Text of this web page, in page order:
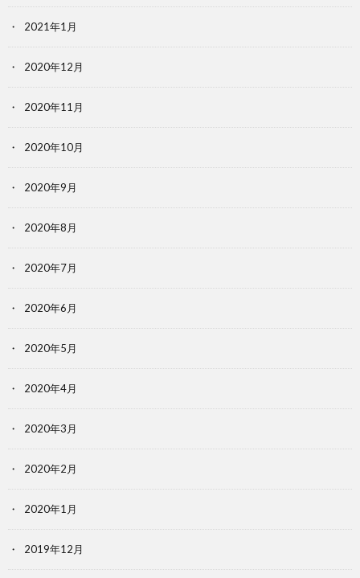
2021年1月
2020年12月
2020年11月
2020年10月
2020年9月
2020年8月
2020年7月
2020年6月
2020年5月
2020年4月
2020年3月
2020年2月
2020年1月
2019年12月